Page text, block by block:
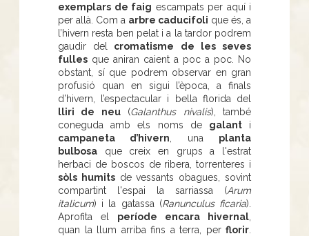
exemplars de faig escampats per aquí i
per allà. Com a arbre caducifoli que és, a
l’hivern resta ben pelat i a la tardor podrem
gaudir del
cromatisme de les seves
fulles que aniran caient a poc a poc. No
obstant, sí que podrem observar en gran
profusió quan en sigui l’època, a finals
d’hivern, l’espectacular i bella florida del
lliri de neu(Galanthus nivalis), també
coneguda amb els noms de galanti
campaneta d’hivern , una planta
bulbosa que creix en grups a l'estrat
herbaci de boscos de ribera, torrenteres i
sòls humitsde vessants obagues, sovint
compartint l'espai la sarriassa (Arum
italicum) i la gatassa (Ranunculus ficaria).
Aprofita el període encara hivernal
quan la llum arriba fins a terra, per florir